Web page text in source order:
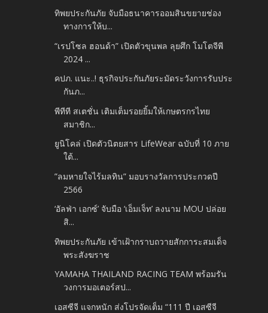
ทิพยประกันภัย จับมือธนาคารออมสินขยายช่อง
ทางการให้บ...
“เรปโซล ฮอนด้า” เปิดตัวขุนพล ลุยศึก โมโตจีพี
2024 ...
คปภ. แนะ..! ธุรกิจประกันภัยระมัดระวังการรับประ
กันภ...
พีทีที สเตชั่น เติมเต็มรอยยิ้มให้เกษตรกรไทย
สมาชิก...
ยูนิโคล่ เปิดตัวนิตยสาร LifeWear ฉบับที่ 10 ภาย
ใต้...
”ลมหายใจไร้มลทิน” มอบรางวัลการประกวดปี
2566
‘อัลฟ่า เอกซ์’ จับมือ ‘เอ็มเจ็ท’ ลงนาม MOU ปล่อย
สิ...
ทิพยประกันภัย เข้าเฝ้ากราบถวายสักการะสมเด็จ
พระสังฆราช
YAMAHA THAILAND RACING TEAM พร้อมรัน
วงการมอเตอร์สป...
เอสซีจี แจกหนัก ส่งโปรจัดเต็ม “111 ปี เอสซีจี